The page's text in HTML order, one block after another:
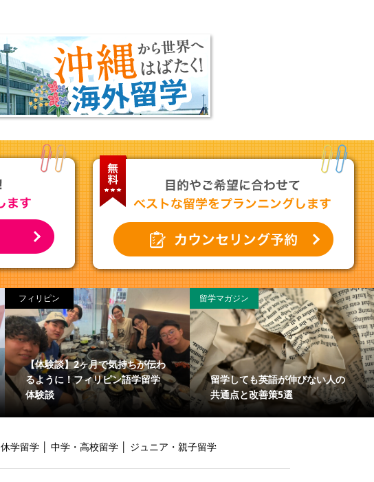
フィリピン
【体験談】2ヶ月で気持ちが伝わ
るように！フィリピン語学留学
体験談
留学マガジン
留学しても英語が伸びない人の
共通点と改善策5選
休学留学 中学・高校留学 ジュニア・親子留学